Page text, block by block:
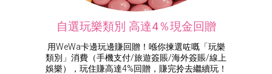
自選玩樂類別 高達4％現金回贈
用WeWa卡邊玩邊賺回贈！喺你揀選咗嘅「玩樂
類別」消費（手機支付/旅遊簽賬/海外簽賬/線上
娛樂），玩住賺高達4%回贈，賺完拎去繼續玩！